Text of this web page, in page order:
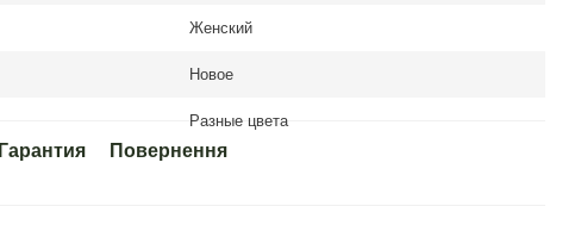
Женский
Новое
Разные цвета
Гарантия Повернення